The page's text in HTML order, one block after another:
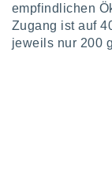
von
durch
von
empfindlichen
Zugang ist auf
jeweils nur 200